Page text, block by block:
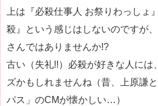
上は『必殺仕事人 お祭りわっしょ
殺』という感じはしないのですが
さんではありませんか!?
古い（失礼!!）必殺が好きな人には
ズかもしれませんね（昔、上原謙
パス」のCMが懐かしい…）